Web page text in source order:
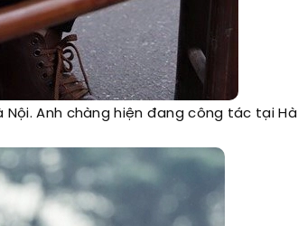
Anh chàng hiện đang công tác tại Hà